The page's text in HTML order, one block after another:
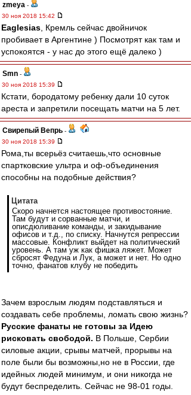
zmeya -
30 ноя 2018 15:42
Eaglesias , Кремль сейчас двойничок
пробивает в Аргентине ) Посмотрят как там и
успокоятся - у нас до этого ещё далеко )
Smn -
30 ноя 2018 15:39
Кстати, бородатому ребенку дали 10 суток
ареста и запретили посещать матчи на 5 лет.
Свирепый Вепрь -
30 ноя 2018 15:39
Рома,ты всерьёз считаешь,что основные
спартковские ультра и оф-объединения
способны на подобные действия?
Цитата
Скоро начнется настоящее противостояние.
Там будут и сорванные матчи, и
описдюливание команды, и закидывание
офисов и т.д., по списку. Начнутся репрессии
массовые. Конфликт выйдет на политический
уровень. А там уж как фишка ляжет. Может
сбросят Федуна и Лук, а может и нет. Но одно
точно, фанатов клубу не победить
Зачем взрослым людям подставляться и
создавать себе проблемы, ломать свою жизнь?
Русские фанаты не готовы за Идею
рисковать свободой. В Польше, Сербии
силовые акции, срывы матчей, прорывы на
поле были бы возможны,но не в России, где
идейных людей минимум, и они никогда не
будут беспределить. Сейчас не 98-01 годы.